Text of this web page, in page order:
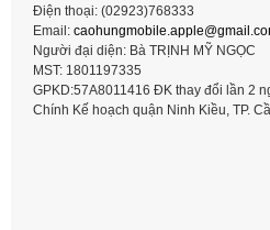
Điện thoại: (02923)768333
Email: caohungmobile.
Người đại diện: Bà TRỊNH MỸ NGỌC
MST: 1801197335
GPKD:57A8011416 ĐK thay đổi lần 2
Chính Kế hoạch quận Ninh Kiều, TP.